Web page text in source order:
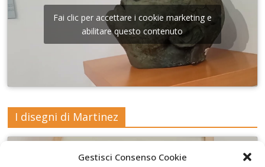
Gestisci Consenso Cookie
Fai clic per accettare i cookie marketing e
abilitare questo contenuto
I disegni di Martinez